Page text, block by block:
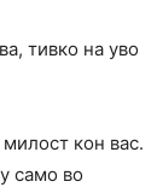
тивко на уво
кон вас.
само во